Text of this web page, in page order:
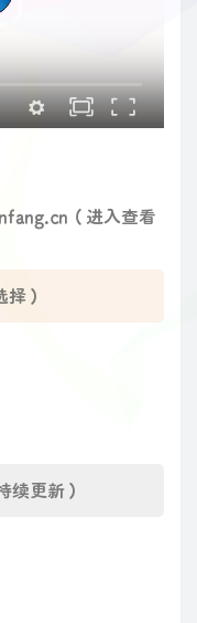
（进入查看
）
更新）